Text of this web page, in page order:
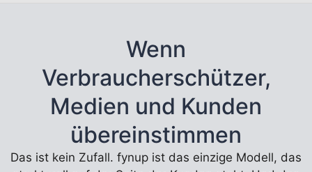
Wenn
Verbraucherschützer,
Medien und Kunden
übereinstimmen
Das ist kein Zufall. fynup ist das einzige Modell, das